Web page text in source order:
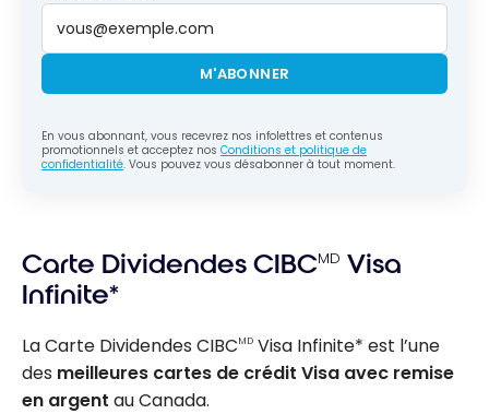
M'ABONNER
En vous abonnant, vous recevrez nos infolettres et contenus
promotionnels et acceptez nos Conditions et politique de
confidentialité. Vous pouvez vous désabonner à tout moment.
Carte Dividendes CIBCMD Visa
Infinite*
La Carte Dividendes CIBCMD Visa Infinite* est l’une
des meilleures cartes de crédit Visa avec remise
en argent au Canada.